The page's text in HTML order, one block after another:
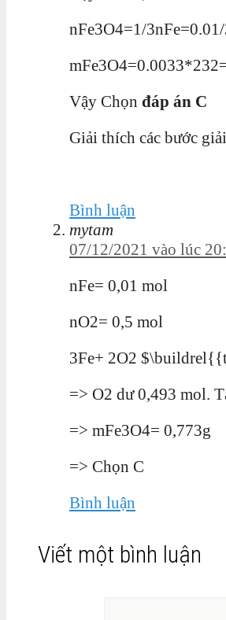
nFe3O4=1/
Vậy Chọn đáp án C
Giải thích các bước
Bình luận
mytam
07/12/2021 vào lúc
nFe= 0,01 mol
nO2= 0,5 mol
3Fe+ 2O2
=> O2 dư 0,493 mol.
=> mFe3O4= 0,773g
=> Chọn C
Bình luận
Viết một bình luận